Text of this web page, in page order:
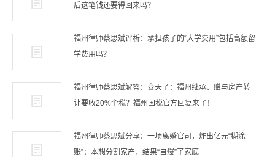
后这笔钱还要得回来吗？
福州律师蔡思斌评析：承担孩子的“大学费用”包括高额留
学费用吗？
福州律师蔡思斌解答：变天了：福州继承、赠与房产转
让要收20%个税？福州国税官方回复来了！
福州律师蔡思斌分享：一场离婚官司，炸出亿元“糊涂
账”：本想分割家产，结果“自爆”了家底